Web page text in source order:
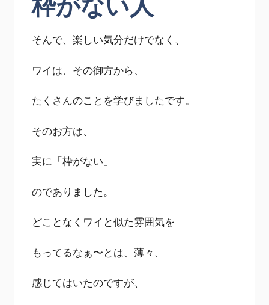
そんで、楽しい気分だけでなく、
ワイは、その御方から、
たくさんのことを学びましたです。
そのお方は、
実に「枠がない」
のでありました。
どことなくワイと似た雰囲気を
もってるなぁ〜とは、薄々、
感じてはいたのですが、